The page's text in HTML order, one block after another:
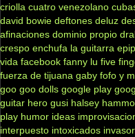
criolla cuatro venezolano
david bowie deftones deluz
afinaciones dominio propio
crespo enchufa la guitarra
vida facebook fanny lu five
fuerza de tijuana gaby fofo y
goo goo dolls google play
guitar hero gusi halsey
play humor ideas
interpuesto intoxicados